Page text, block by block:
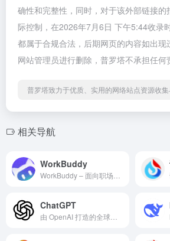
确性和完整性，同时，对于该外部链接的
际控制，在2026年7月6日 下午5:44收录
都属于合规合法，后期网页的内容如出
网站管理员进行删除，普罗塔不承担任何
普罗塔致力于优质、实用的网络站点资源收集
相关导航
WorkBuddy
ChatGPT